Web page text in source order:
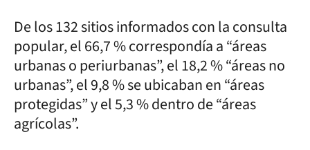
De los 132 sitios informados con la consulta
popular, el 66,7 % correspondía a “áreas
urbanas o periurbanas”, el 18,2 % “áreas no
urbanas”, el 9,8 % se ubicaban en “áreas
protegidas” y el 5,3 % dentro de “áreas
agrícolas”.